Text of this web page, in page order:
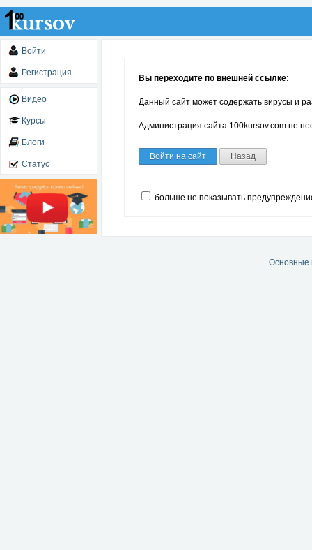
Войти
Регистрация
Видео
Курсы
Блоги
Статус
Вы переходите по внешней ссылке:
Данный сайт может содержать вирусы и
Администрация сайта 100kursov.com не
Войти на сайт Назад
больше не показывать
Основные